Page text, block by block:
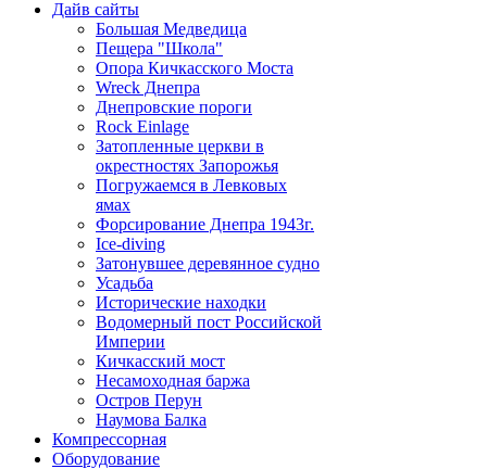
Дайв сайты
Большая Медведица
Пещера "Школа"
Опора Кичкасского Моста
Wreck Днепра
Днепровские пороги
Rock Einlage
Затопленные церкви в
окрестностях Запорожья
Погружаемся в Левковых
ямах
Форсирование Днепра 1943г.
Ice-diving
Затонувшее деревянное судно
Усадьба
Исторические находки
Водомерный пост Российской
Империи
Кичкасский мост
Несамоходная баржа
Остров Перун
Наумова Балка
Компрессорная
Оборудование